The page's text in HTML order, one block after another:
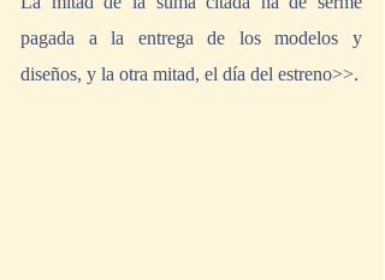
pagada a la entrega de los modelos y
diseños, y la otra mitad, el día del estreno>>.